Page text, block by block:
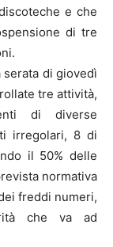
e che
di tre
serata di giovedì
tre attività,
di diverse
irregolari, 8 di
il 50% delle
normativa
freddi numeri,
che va ad